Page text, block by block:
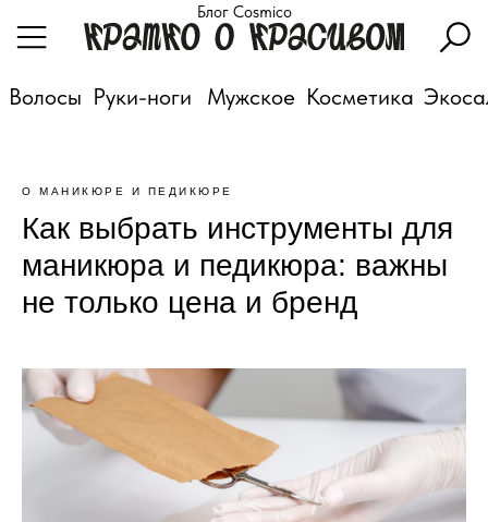
Блог Cosmico
Мужское
Руки-ноги
Волосы Косметика
О МАНИКЮРЕ И ПЕДИКЮРЕ
Как выбрать инструменты для
маникюра и педикюра: важны
не только цена и бренд